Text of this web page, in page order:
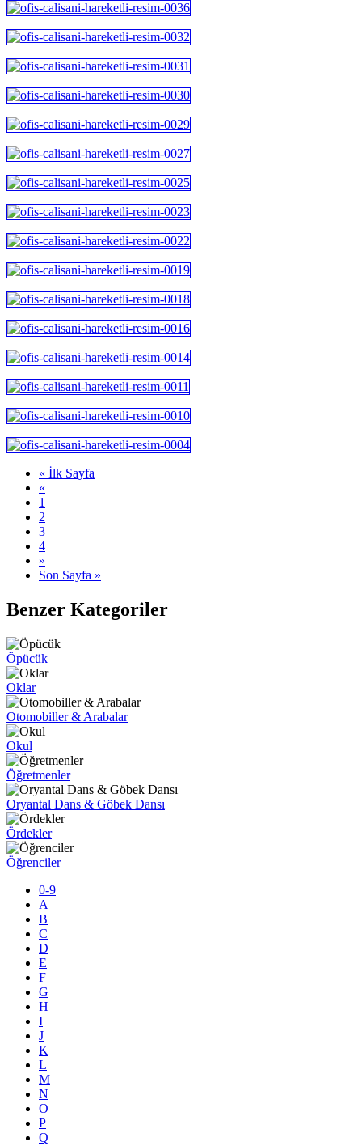
« İlk Sayfa
«
1
2
3
4
»
Son Sayfa »
Benzer Kategoriler
Öpücük
Oklar
Otomobiller & Arabalar
Okul
Öğretmenler
Oryantal Dans & Göbek Dansı
Ördekler
Öğrenciler
0-9
A
B
C
D
E
F
G
H
I
J
K
L
M
N
O
P
Q